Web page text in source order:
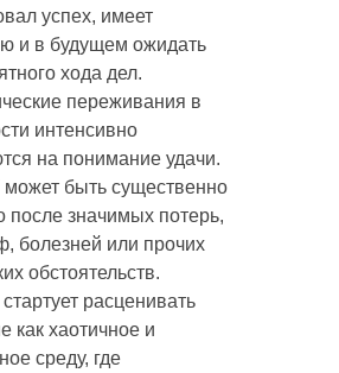
успех, имеет
и в будущем ожидать
хода дел.
переживания в
интенсивно
на понимание удачи.
может быть существенно
после значимых потерь,
болезней или прочих
обстоятельств.
расценивать
как хаотичное и
среду, где